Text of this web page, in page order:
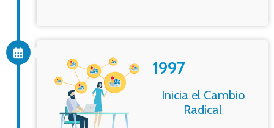
1997
Inicia el Cambio
Radical